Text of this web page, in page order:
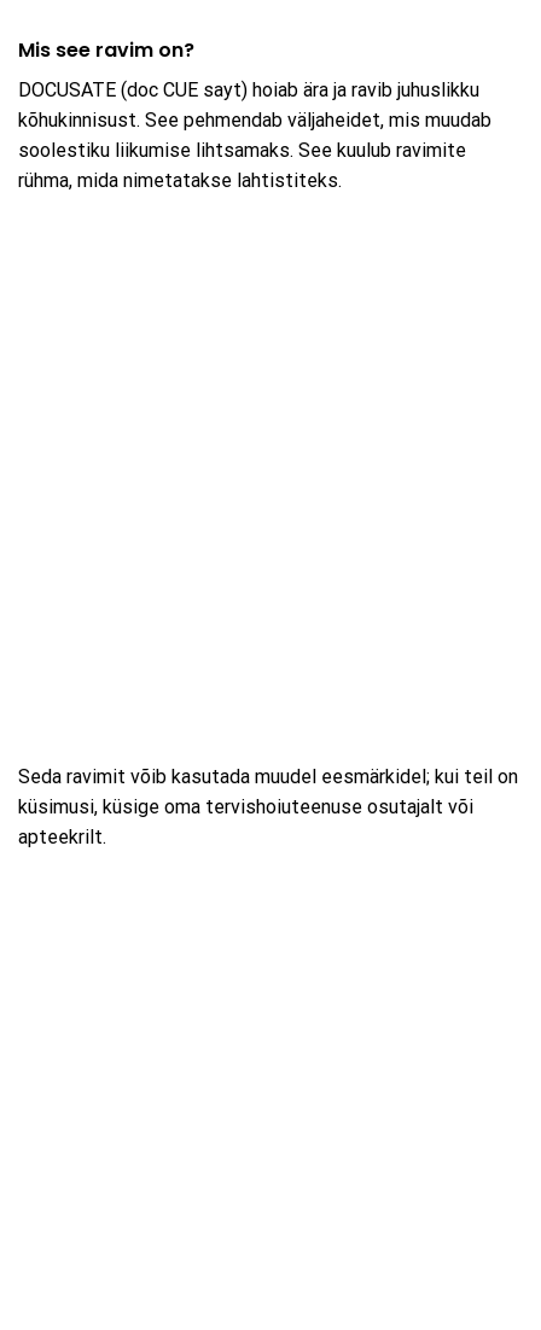
Mis see ravim on?
DOCUSATE (doc CUE sayt) hoiab ära ja ravib juhuslikku
kõhukinnisust. See pehmendab väljaheidet, mis muudab
soolestiku liikumise lihtsamaks. See kuulub ravimite
rühma, mida nimetatakse lahtistiteks.
Seda ravimit võib kasutada muudel eesmärkidel; kui teil on
küsimusi, küsige oma tervishoiuteenuse osutajalt või
apteekrilt.